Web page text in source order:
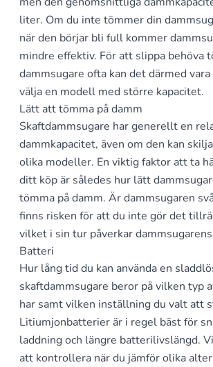
liter. Om du inte tömmer din
när den börjar bli full kommer
mindre effektiv. För att slippa behöva
dammsugare ofta kan det därmed
välja en modell med större kapacitet.
Lätt att tömma på damm
Skaftdammsugare har generellt en
dammkapacitet, även om den kan
olika modeller. En viktig faktor att ta
ditt köp är således hur lätt
tömma på damm. Är dammsugaren
finns risken för att du inte gör det
vilket i sin tur påverkar
Batteri
Hur lång tid du kan använda en
skaftdammsugare beror på vilken typ
har samt vilken inställning du valt att
Litiumjonbatterier är i regel bäst för
laddning och längre batterilivslängd.
att kontrollera när du jämför olika